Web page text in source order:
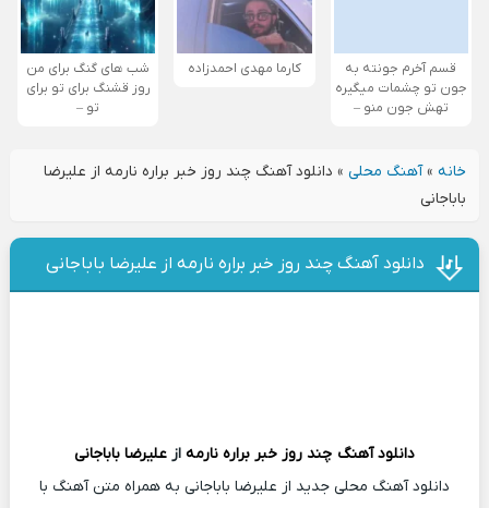
قسم آخرم جونته به
جون تو چشمات میگیره
تهش جون منو –
کارما مهدی احمدزاده
شب های گنگ برای من
روز قشنگ برای تو برای
تو –
خانه»آهنگ محلی» دانلود آهنگ چند روز خبر براره نارمه از علیرضا
باباجانی
دانلود آهنگ چند روز خبر براره نارمه از علیرضا باباجانی
دانلود آهنگ چند روز خبر براره نارمه از علیرضا باباجانی
دانلود آهنگ محلی جدید از علیرضا باباجانی به همراه متن آهنگ با